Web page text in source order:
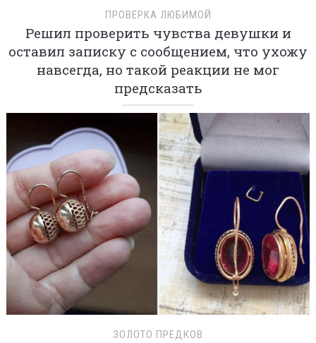
ПРОВЕРКА ЛЮБИМОЙ
Решил проверить чувства девушки и
оставил записку с сообщением, что ухожу
навсегда, но такой реакции не мог
предсказать
ЗОЛОТО ПРЕДКОВ